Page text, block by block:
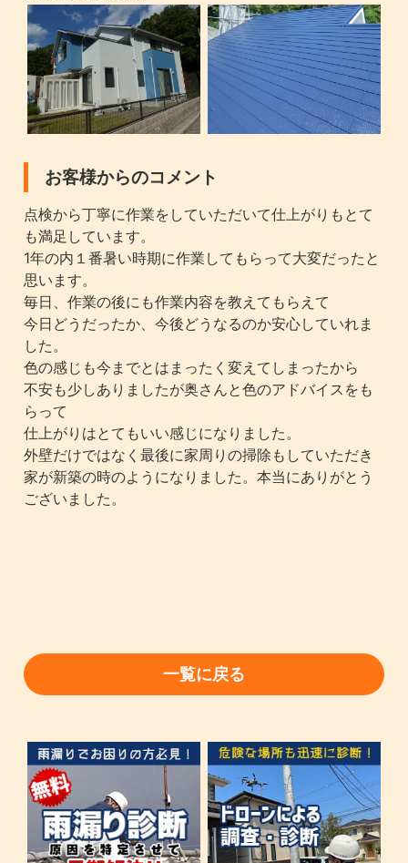
お客様からのコメント
点検から丁寧に作業をしていただいて仕上がりもとて
も満足しています。
1年の内１番暑い時期に作業してもらって大変だったと
思います。
毎日、作業の後にも作業内容を教えてもらえて
今日どうだったか、今後どうなるのか安心していれま
した。
色の感じも今までとはまったく変えてしまったから
不安も少しありましたが奥さんと色のアドバイスをも
らって
仕上がりはとてもいい感じになりました。
外壁だけではなく最後に家周りの掃除もしていただき
家が新築の時のようになりました。本当にありがとう
ございました。
一覧に戻る